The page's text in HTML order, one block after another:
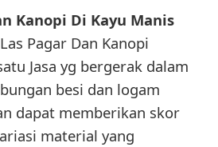
Kanopi Di Kayu Manis
Pagar Dan Kanopi
Jasa yg bergerak dalam
besi dan logam
dapat memberikan skor
material yang